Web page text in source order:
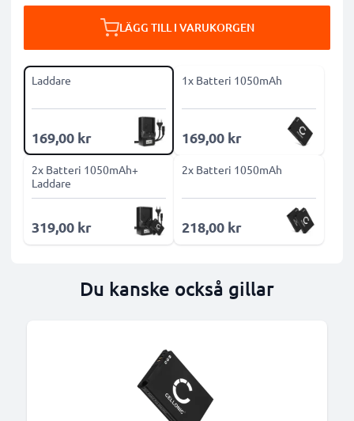
LÄGG TILL I VARUKORGEN
Laddare
169,00 kr
1x Batteri 1050mAh
169,00 kr
2x Batteri 1050mAh+
Laddare
319,00 kr
2x Batteri 1050mAh
218,00 kr
Du kanske också gillar